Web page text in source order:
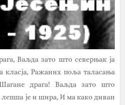
Ваљда зато што северњак ја
Ражаних поља таласања
драга! Ваљда зато што
лепша је и шира, И ма како диван